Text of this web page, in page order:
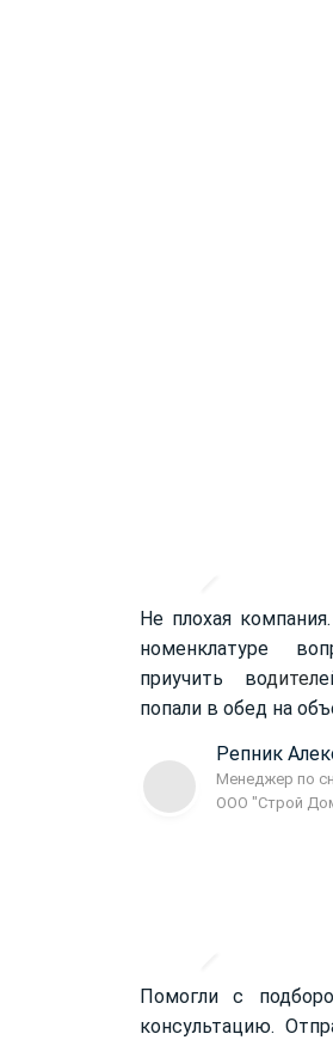
Не плохая
номенклатуре
приучить водител
попали в обед на
Репник
Менеджер по
ООО "Строй
Помогли с
консультацию.